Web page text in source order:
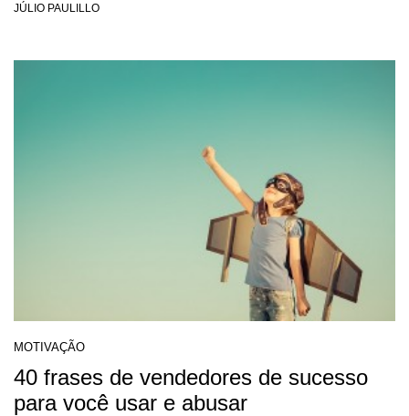
JÚLIO PAULILLO
MOTIVAÇÃO
40 frases de vendedores de sucesso
para você usar e abusar